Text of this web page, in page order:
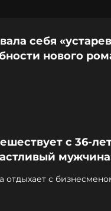
себя
нового
с 36-
отдыхает с